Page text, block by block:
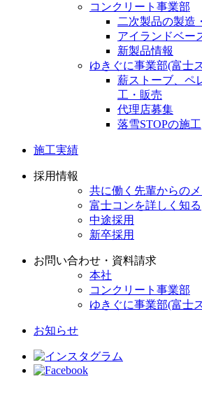
コンクリート事業部
二次製品の製造
アイランドベー
新製品情報
ゆきぐに事業部(富士
薪ストーブ、ペ
工・販売
代理店募集
落雪STOPの施工
施工実績
採用情報
共に働く先輩からの
富士コンを詳しく知る
中途採用
新卒採用
お問い合わせ・資料請求
本社
コンクリート事業部
ゆきぐに事業部(富士
お知らせ